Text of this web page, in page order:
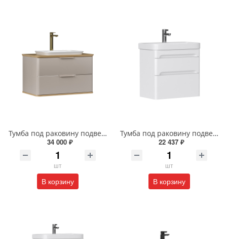
Тумба под раковину подвесная EQUIL Десерт 80.2Я/Desert 80.2Y с ручками в цвет амарок tpDSRT80.2Y-25R амарок/дуб
34 000 ₽
шт
В корзину
Тумба под раковину подвесная EQUIL Найс 70 см tpNICE70.2Y-05 белая
22 437 ₽
шт
В корзину